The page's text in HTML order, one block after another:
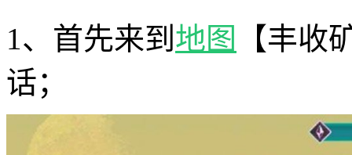
1、首先来到 地图
【丰收
话；